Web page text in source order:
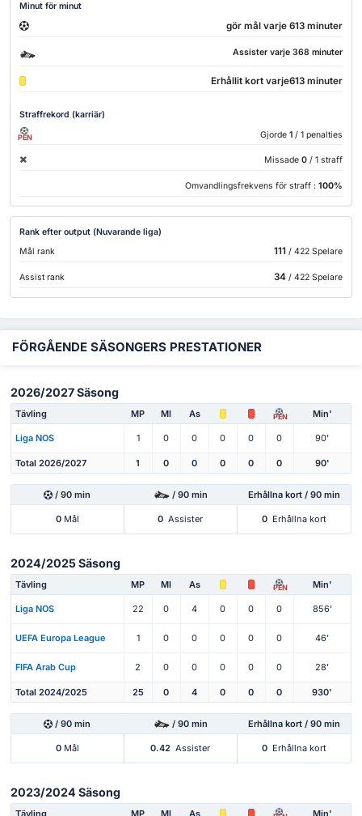
Minut för minut
gör mål varje 613 minuter
Assister varje 368 minuter
Erhållit kort varje613 minuter
Straffrekord (karriär)
PEN Gjorde 1 / 1 penalties
Missade 0 / 1 straff
Omvandlingsfrekvens för straff : 100%
Rank efter output (Nuvarande liga)
Mål rank
111 / 422 Spelare
Assist rank 34/ 422 Spelare
FÖRGÅENDE SÄSONGERS PRESTATIONER
2026/2027 Säsong
Tävling MP Ml As PEN Min'
Liga NOS 1 0 0 0 0 0 90'
Total 2026/2027 1 0 0 0 0 0 90'
/ 90 min / 90 min Erhållna kort / 90 min
0Mål 0 Assister 0 Erhållna kort
2024/2025 Säsong
Tävling MP Ml As PEN Min'
Liga NOS 22 0 4 0 0 0 856'
UEFA Europa League 1 0 0 0 0 0 46'
FIFA Arab Cup 2 0 0 0 0 0 28'
Total 2024/2025 25 0 4 0 0 0 930'
/ 90 min / 90 min Erhållna kort / 90 min
0Mål 0.42 Assister 0 Erhållna kort
2023/2024 Säsong
Tävling MP Ml As Min'